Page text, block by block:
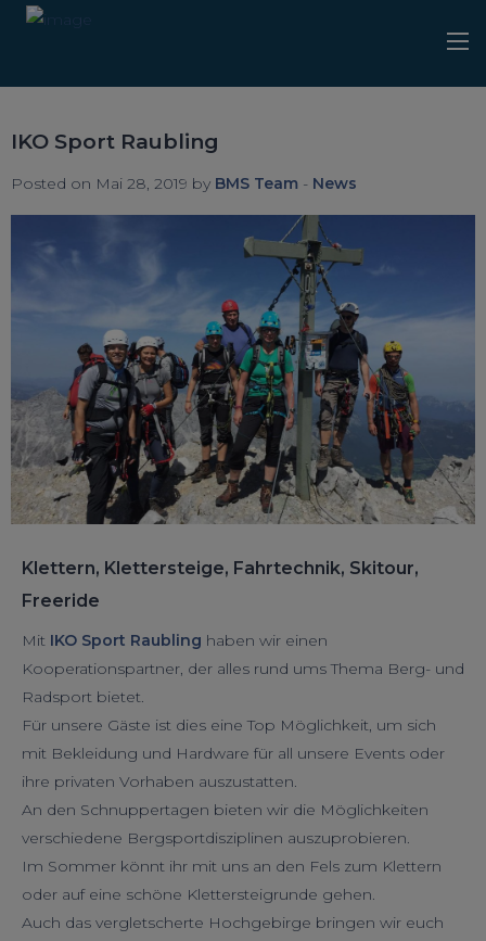
IKO Sport Raubling
Posted on Mai 28, 2019 by BMS Team - News
Klettern, Klettersteige, Fahrtechnik, Skitour,
Freeride
Mit IKO Sport Raubling haben wir einen
Kooperationspartner, der alles rund ums Thema Berg- und
Radsport bietet.
Für unsere Gäste ist dies eine Top Möglichkeit, um sich
mit Bekleidung und Hardware für all unsere Events oder
ihre privaten Vorhaben auszustatten.
An den Schnuppertagen bieten wir die Möglichkeiten
verschiedene Bergsportdisziplinen auszuprobieren.
Im Sommer könnt ihr mit uns an den Fels zum Klettern
oder auf eine schöne Klettersteigrunde gehen.
Auch das vergletscherte Hochgebirge bringen wir euch